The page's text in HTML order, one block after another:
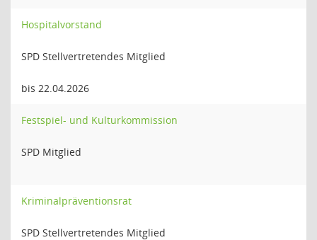
Hospitalvorstand
SPD Stellvertretendes Mitglied
bis 22.04.2026
Festspiel- und Kulturkommission
SPD Mitglied
Kriminalpräventionsrat
SPD Stellvertretendes Mitglied